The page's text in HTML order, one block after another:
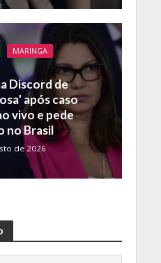
MARINGA
Discord de
após caso
vivo e pede
no Brasil
de 2026